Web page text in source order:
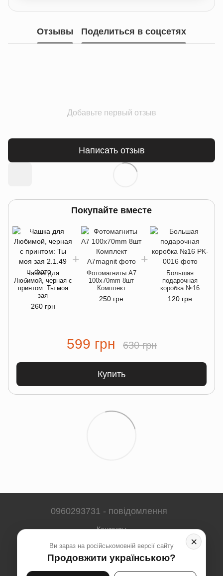
Отзывы Поделиться в соцсетях
Добавьте первый отзыв
Написать отзыв
Покупайте вместе
Чашка для
Любимой, черная с
принтом: Ты моя
зая
260 грн
Фотомагниты A7
100x70mm 8шт
Комплект
250 грн
Большая
подарочная
коробка №16
120 грн
599 грн 630 грн
Купить
0960293731 - повідомлення
Контакты
Полная версия сайта
Карта сайта
×
Ви зараз на російськомовній версії сайту
Продовжити українською?